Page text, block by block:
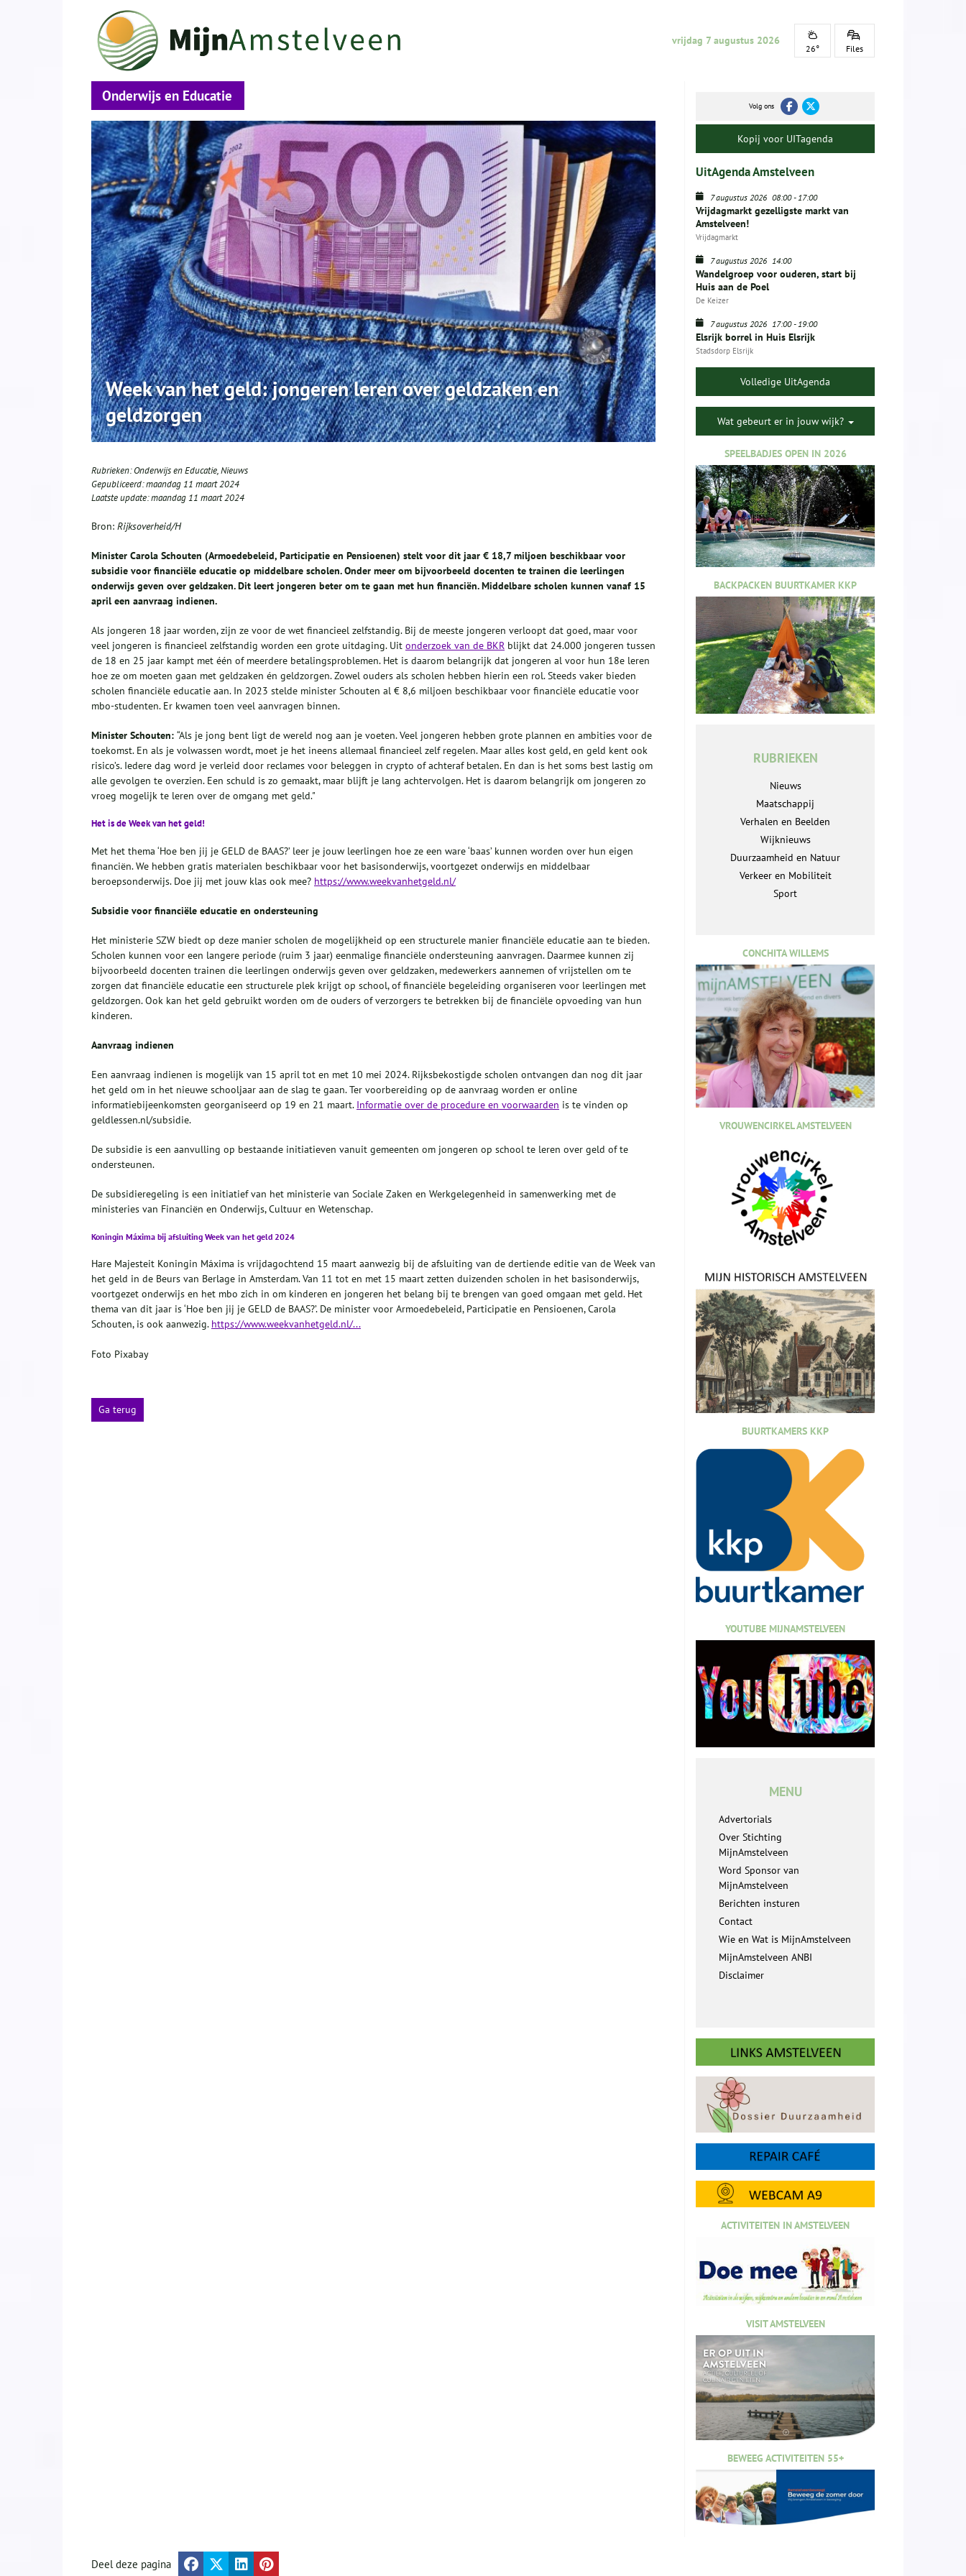
vrijdag 7 augustus 2026
26° Files
Onderwijs en Educatie
Week van het geld: jongeren leren over geldzaken en
geldzorgen
Rubrieken:Onderwijs en Educatie,Nieuws
Gepubliceerd:maandag 11 maart 2024
Laatste update:maandag 11 maart 2024
Bron: Rijksoverheid/H
Minister Carola Schouten (Armoedebeleid, Participatie en Pensioenen) stelt voor dit jaar € 18,7 miljoen beschikbaar voor
subsidie voor financiële educatie op middelbare scholen. Onder meer om bijvoorbeeld docenten te trainen die leerlingen
onderwijs geven over geldzaken. Dit leert jongeren beter om te gaan met hun financiën. Middelbare scholen kunnen vanaf 15
april een aanvraag indienen.
Als jongeren 18 jaar worden, zijn ze voor de wet financieel zelfstandig. Bij de meeste jongeren verloopt dat goed, maar voor
veel jongeren is financieel zelfstandig worden een grote uitdaging. Uit onderzoek van de BKR blijkt dat 24.000 jongeren tussen
de 18 en 25 jaar kampt met één of meerdere betalingsproblemen. Het is daarom belangrijk dat jongeren al voor hun 18e leren
hoe ze om moeten gaan met geldzaken én geldzorgen. Zowel ouders als scholen hebben hierin een rol. Steeds vaker bieden
scholen financiële educatie aan. In 2023 stelde minister Schouten al € 8,6 miljoen beschikbaar voor financiële educatie voor
mbo-studenten. Er kwamen toen veel aanvragen binnen.
Minister Schouten: “Als je jong bent ligt de wereld nog aan je voeten. Veel jongeren hebben grote plannen en ambities voor de
toekomst. En als je volwassen wordt, moet je het ineens allemaal financieel zelf regelen. Maar alles kost geld, en geld kent ook
risico’s. Iedere dag word je verleid door reclames voor beleggen in crypto of achteraf betalen. En dan is het soms best lastig om
alle gevolgen te overzien. Een schuld is zo gemaakt, maar blijft je lang achtervolgen. Het is daarom belangrijk om jongeren zo
vroeg mogelijk te leren over de omgang met geld."
Het is de Week van het geld!
Met het thema ‘Hoe ben jij je GELD de BAAS?’ leer je jouw leerlingen hoe ze een ware ‘baas’ kunnen worden over hun eigen
financiën. We hebben gratis materialen beschikbaar voor het basisonderwijs, voortgezet onderwijs en middelbaar
beroepsonderwijs. Doe jij met jouw klas ook mee? https://www.weekvanhetgeld.nl/
Subsidie voor financiële educatie en ondersteuning
Het ministerie SZW biedt op deze manier scholen de mogelijkheid op een structurele manier financiële educatie aan te bieden.
Scholen kunnen voor een langere periode (ruim 3 jaar) eenmalige financiële ondersteuning aanvragen. Daarmee kunnen zij
bijvoorbeeld docenten trainen die leerlingen onderwijs geven over geldzaken, medewerkers aannemen of vrijstellen om te
zorgen dat financiële educatie een structurele plek krijgt op school, of financiële begeleiding organiseren voor leerlingen met
geldzorgen. Ook kan het geld gebruikt worden om de ouders of verzorgers te betrekken bij de financiële opvoeding van hun
kinderen.
Aanvraag indienen
Een aanvraag indienen is mogelijk van 15 april tot en met 10 mei 2024. Rijksbekostigde scholen ontvangen dan nog dit jaar
het geld om in het nieuwe schooljaar aan de slag te gaan. Ter voorbereiding op de aanvraag worden er online
informatiebijeenkomsten georganiseerd op 19 en 21 maart. Informatie over de procedure en voorwaarden is te vinden op
geldlessen.nl/subsidie.
De subsidie is een aanvulling op bestaande initiatieven vanuit gemeenten om jongeren op school te leren over geld of te
ondersteunen.
De subsidieregeling is een initiatief van het ministerie van Sociale Zaken en Werkgelegenheid in samenwerking met de
ministeries van Financiën en Onderwijs, Cultuur en Wetenschap.
Koningin Máxima bij afsluiting Week van het geld 2024
Hare Majesteit Koningin Máxima is vrijdagochtend 15 maart aanwezig bij de afsluiting van de dertiende editie van de Week van
het geld in de Beurs van Berlage in Amsterdam. Van 11 tot en met 15 maart zetten duizenden scholen in het basisonderwijs,
voortgezet onderwijs en het mbo zich in om kinderen en jongeren het belang bij te brengen van goed omgaan met geld. Het
thema van dit jaar is ‘Hoe ben jij je GELD de BAAS?’. De minister voor Armoedebeleid, Participatie en Pensioenen, Carola
Schouten, is ook aanwezig. https://www.weekvanhetgeld.nl/...
Foto Pixabay
Ga terug
Volg ons
Kopij voor UITagenda
UitAgenda Amstelveen
7 augustus 2026 08:00-17:00
Vrijdagmarkt gezelligste markt van
Amstelveen!
Vrijdagmarkt
7 augustus 2026 14:00
Wandelgroep voor ouderen, start bij
Huis aan de Poel
De Keizer
7 augustus 2026 17:00-19:00
Elsrijk borrel in Huis Elsrijk
Stadsdorp Elsrijk
Volledige UitAgenda
Wat gebeurt er in jouw wijk?
SPEELBADJES OPEN IN 2026
BACKPACKEN BUURTKAMER KKP
RUBRIEKEN
Nieuws
Maatschappij
Verhalen en Beelden
Wijknieuws
Duurzaamheid en Natuur
Verkeer en Mobiliteit
Sport
CONCHITA WILLEMS
VROUWENCIRKEL AMSTELVEEN
BUURTKAMERS KKP
YOUTUBE MIJNAMSTELVEEN
MENU
Advertorials
Over Stichting
MijnAmstelveen
Word Sponsor van
MijnAmstelveen
Berichten insturen
Contact
Wie en Wat is MijnAmstelveen
MijnAmstelveen ANBI
Disclaimer
ACTIVITEITEN IN AMSTELVEEN
VISIT AMSTELVEEN
BEWEEG ACTIVITEITEN 55+
Deel deze pagina